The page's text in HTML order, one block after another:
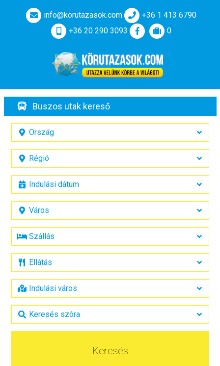
info@korutazasok.com
+36 1 413 6790
+36 20 290 3093
0
Buszos utak kereső
Keresés